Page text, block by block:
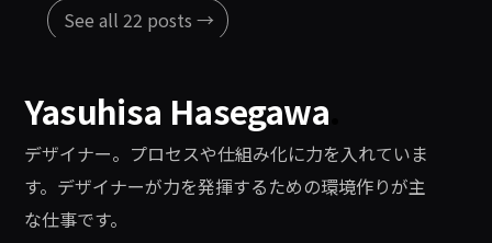
See all 22 posts →
Yasuhisa Hasegawa
デザイナー。プロセスや仕組み化に力を入れていま
す。デザイナーが力を発揮するための環境作りが主
な仕事です。